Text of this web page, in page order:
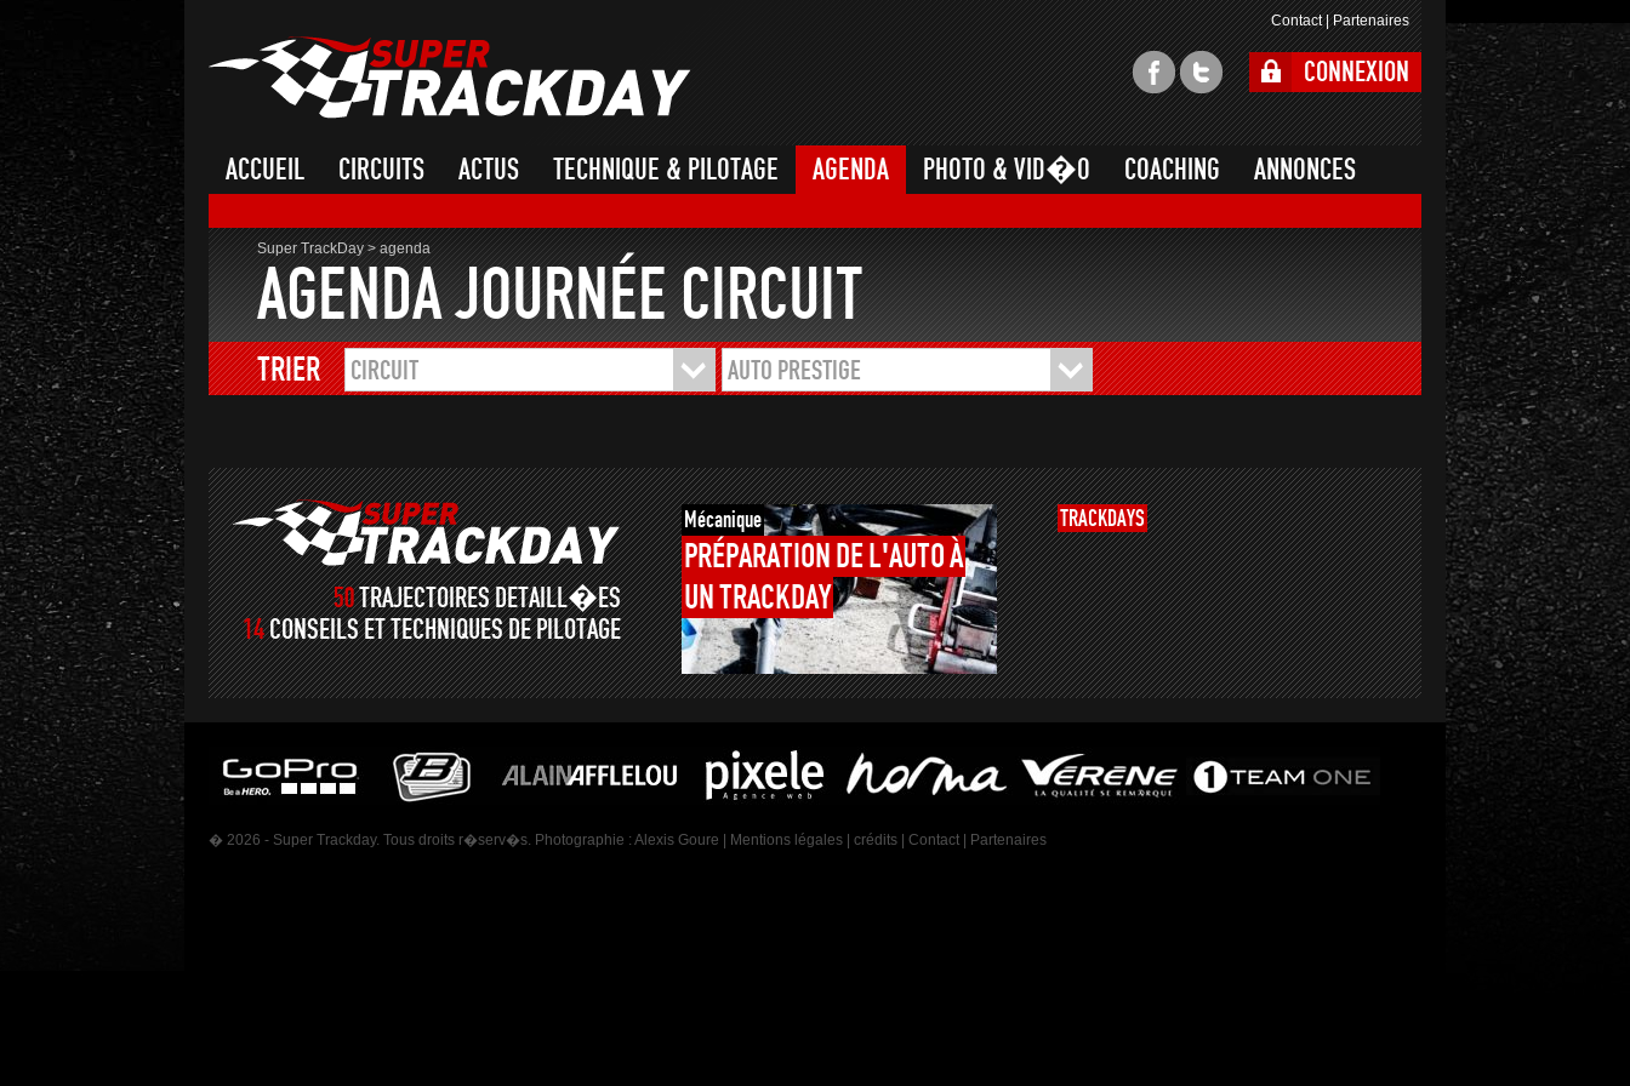
Contact|Partenaires
CONNEXION
ACCUEIL CIRCUITS ACTUS TECHNIQUE & PILOTAGE AGENDA PHOTO & VID�O COACHING ANNONCES
Super TrackDay>agenda
AGENDA JOURNÉE CIRCUIT
TRIER CIRCUIT AUTO PRESTIGE
50TRAJECTOIRES DETAILL�ES
14CONSEILS ET TECHNIQUES DE PILOTAGE
Mécanique
PRÉPARATION DE L'AUTOÀ
UN TRACKDAY
TRACKDAYS
� 2026 - Super Trackday. Tous droits r�serv�s. Photographie : Alexis Goure Mentions légales crédits Contact Partenaires